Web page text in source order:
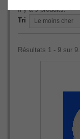
Il y a 9 produits.
Tri
Le moins cher
Résultats 1 - 9 sur 9.